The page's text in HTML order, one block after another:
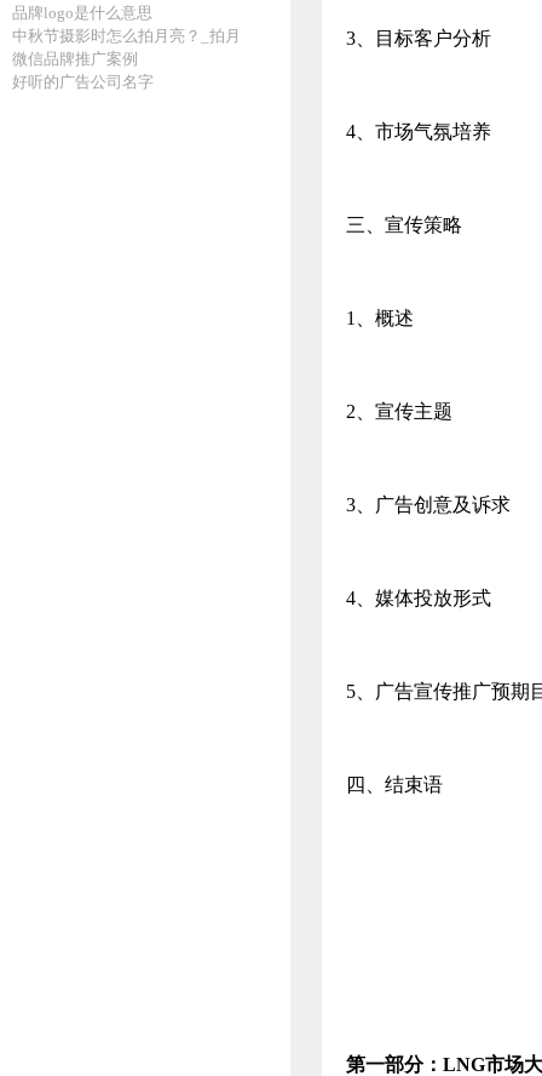
品牌logo是什么意思
中秋节摄影时怎么拍月亮？_拍月
微信品牌推广案例
好听的广告公司名字
3、目标客户分析
4、市场气氛培养
三、宣传策略
1、概述
2、宣传主题
3、广告创意及诉求
4、媒体投放形式
5、广告宣传推广预期
四、结束语
第一部分： LNG市场